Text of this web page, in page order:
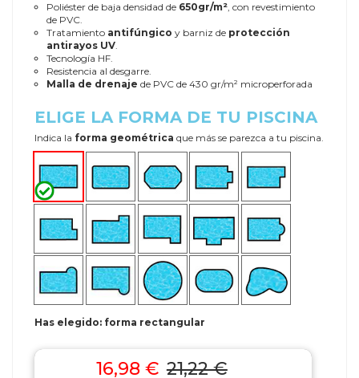
Poliéster de baja densidad de 650gr/m², con revestimiento
de PVC.
Tratamiento antifúngico y barniz de protección
antirayos UV.
Tecnología HF.
Resistencia al desgarre.
Malla de drenaje de PVC de 430 gr/m² microperforada
ELIGE LA FORMA DE TU PISCINA
Indica la forma geométrica que más se parezca a tu piscina.
Has elegido: forma rectangular
16,98 € 21,22 €